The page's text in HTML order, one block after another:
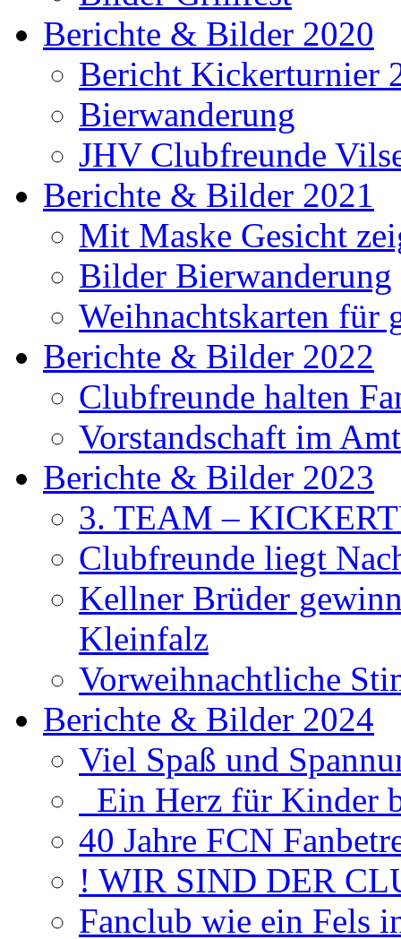
Berichte & Bilder 2020
Bericht Kickerturnier
Bierwanderung
JHV Clubfreunde
Berichte & Bilder 2021
Mit Maske Gesicht
Bilder Bierwanderung
Weihnachtskarten für
Berichte & Bilder 2022
Clubfreunde halten
Vorstandschaft im
Berichte & Bilder 2023
3. TEAM –
Clubfreunde liegt
Kellner Brüder
Kleinfalz
Vorweihnachtliche
Berichte & Bilder 2024
Viel Spaß und
Ein Herz für Kinder
40 Jahre FCN
! WIR SIND DER
Fanclub wie ein Fels